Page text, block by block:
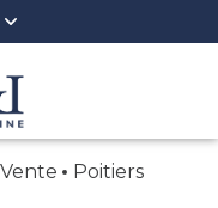
Vente
Poitiers